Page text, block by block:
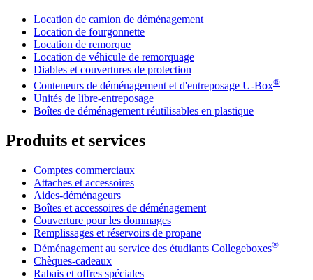
Location de camion de déménagement
Location de fourgonnette
Location de remorque
Location de véhicule de remorquage
Diables et couvertures de protection
Conteneurs de déménagement et d'entreposage U-Box®
Unités de libre-entreposage
Boîtes de déménagement réutilisables en plastique
Produits et services
Comptes commerciaux
Attaches et accessoires
Aides-déménageurs
Boîtes et accessoires de déménagement
Couverture pour les dommages
Remplissages et réservoirs de propane
Déménagement au service des étudiants Collegeboxes®
Chèques-cadeaux
Rabais et offres spéciales